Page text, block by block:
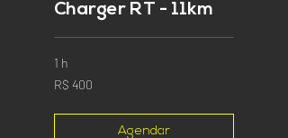
Charger RT - 11km
1 h
400
Reais
R$ 400
Agendar